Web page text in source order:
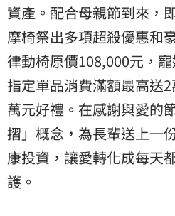
資產。配合母親節到來，
摩椅祭出多項超殺優惠和
律動椅原價108,000元，
指定單品消費滿額最高送
萬元好禮。在感謝與愛的
摺」概念，為長輩送上一
康投資，讓愛轉化成每天
護。